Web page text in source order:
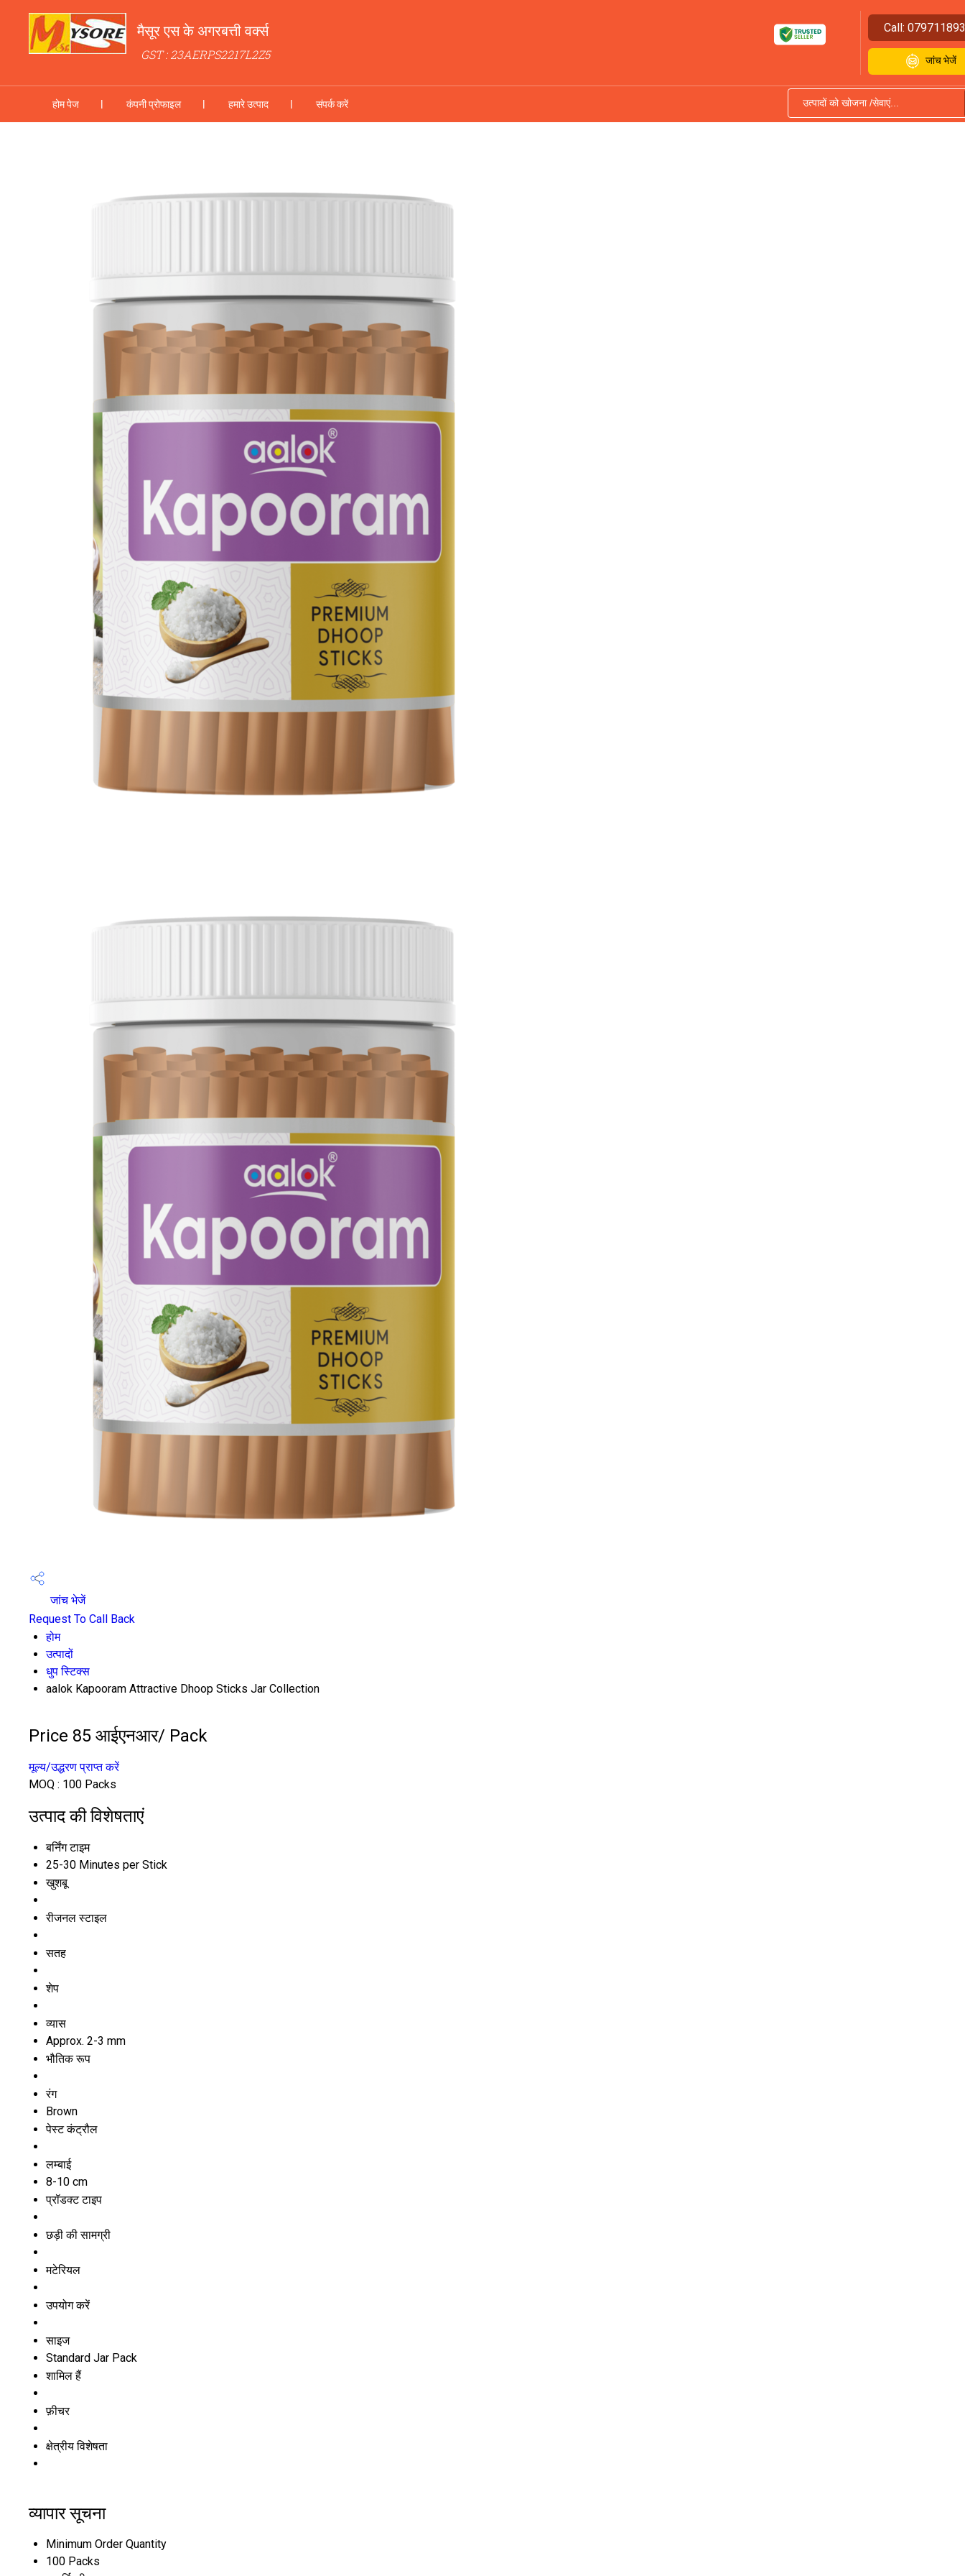
मैसूर एस के अगरबत्ती वर्क्स
GST : 23AERPS2217L2Z5
Call:
जांच भेजें
होम पेज कंपनी प्रोफाइल हमारे उत्पाद संपर्क करें
जांच भेजें
Request To Call Back
होम
उत्पादों
धुप स्टिक्स
aalok Kapooram Attractive Dhoop Sticks Jar Collection
Price 85 आईएनआर/ Pack
मूल्य/उद्धरण प्राप्त करें
MOQ : 100 Packs
उत्पाद की विशेषताएं
बर्निंग टाइम
25-30 Minutes per Stick
खुशबू
रीजनल स्टाइल
सतह
शेप
व्यास
Approx. 2-3 mm
भौतिक रूप
रंग
Brown
पेस्ट कंट्रौल
लम्बाई
8-10 cm
प्रॉडक्ट टाइप
छड़ी की सामग्री
मटेरियल
उपयोग करें
साइज
Standard Jar Pack
शामिल हैं
फ़ीचर
क्षेत्रीय विशेषता
व्यापार सूचना
Minimum Order Quantity
100 Packs